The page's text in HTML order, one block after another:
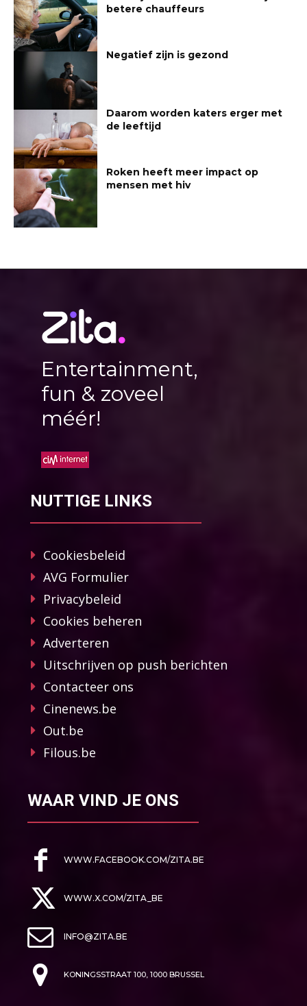
betere chauffeurs
Negatief zijn is gezond
Daarom worden katers erger met
de leeftijd
Roken heeft meer impact op
mensen met hiv
Entertainment,
fun & zoveel
méér!
NUTTIGE LINKS
Cookiesbeleid
AVG Formulier
Privacybeleid
Cookies beheren
Adverteren
Uitschrijven op push berichten
Contacteer ons
Cinenews.be
Out.be
Filous.be
WAAR VIND JE ONS
WWW.FACEBOOK.COM/ZITA.BE
WWW.X.COM/ZITA_BE
INFO@ZITA.BE
KONINGSSTRAAT 100, 1000 BRUSSEL